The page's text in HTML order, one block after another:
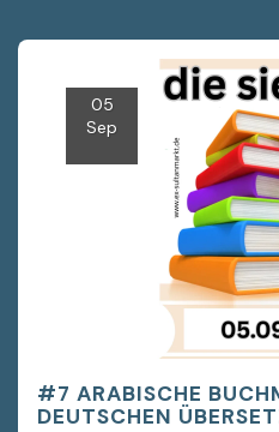
05
Sep
#7 ARABISCHE
DEUTSCHEN